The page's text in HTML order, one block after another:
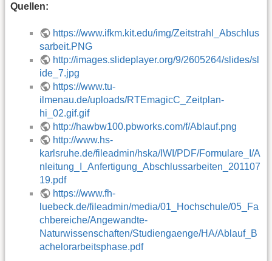
Quellen:
https://www.ifkm.kit.edu/img/Zeitstrahl_Abschlus
sarbeit.PNG
http://images.slideplayer.org/9/2605264/slides/sl
ide_7.jpg
https://www.tu-
ilmenau.de/uploads/RTEmagicC_Zeitplan-
hi_02.gif.gif
http://hawbw100.pbworks.com/f/Ablauf.png
http://www.hs-
karlsruhe.de/fileadmin/hska/IWI/PDF/Formulare_I/A
nleitung_I_Anfertigung_Abschlussarbeiten_201107
19.pdf
https://www.fh-
luebeck.de/fileadmin/media/01_Hochschule/05_Fa
chbereiche/Angewandte-
Naturwissenschaften/Studiengaenge/HA/Ablauf_B
achelorarbeitsphase.pdf